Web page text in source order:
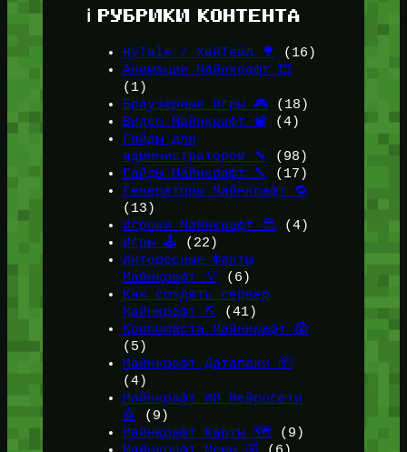
ℹ️ РУБРИКИ КОНТЕНТА
HyTale / ХайТейл 🌳
(16)
Анимации Майнкрафт 🎞️
(1)
Браузерные Игры 🎮(18)
Видео Майнкрафт 📽️ (4)
Гайды для
администраторов 🔧
(98)
Гайды Майнкрафт 🔨
(17)
Генераторы Майнкрафт 🔁
(13)
Игроки Майнкрафт 😎 (4)
Игры 🕹️ (22)
Интересные Факты
Майнкрафт 💡(6)
Как создать сервер
Майнкрафт ⛏️ (41)
Крипипаста Майнкрафт 😱
(5)
Майнкрафт Датапаки 📦
(4)
Майнкрафт ИИ Нейросети
🤖
(9)
Майнкрафт Карты 🗺️ (9)